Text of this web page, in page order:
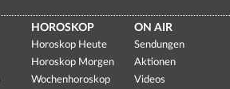
HOROSKOP
Horoskop Heute
Horoskop Morgen
Wochenhoroskop
ON AIR
Sendungen
Aktionen
Videos